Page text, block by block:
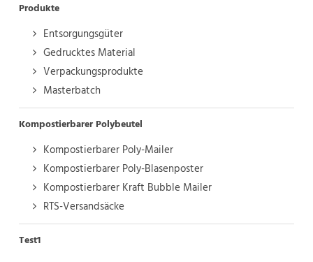
Produkte
Entsorgungsgüter
Gedrucktes Material
Verpackungsprodukte
Masterbatch
Kompostierbarer Polybeutel
Kompostierbarer Poly-Mailer
Kompostierbarer Poly-Blasenposter
Kompostierbarer Kraft Bubble Mailer
RTS-Versandsäcke
Test1